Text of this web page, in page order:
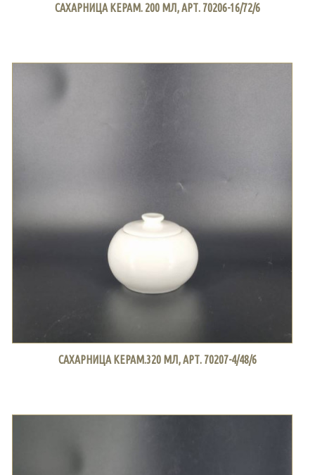
САХАРНИЦА КЕРАМ. 200 МЛ, АРТ. 70206-16/72/6
САХАРНИЦА КЕРАМ.320 МЛ, АРТ. 70207-4/48/6